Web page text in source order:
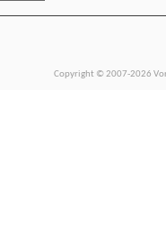
Copyright © 2007-2026